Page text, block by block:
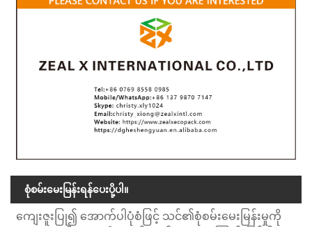
စုံစမ်းမေးမြန်းရန်ပေးပို့ပါ။
ကျေးဇူးပြု၍ အောက်ပါပုံစံဖြင့် သင်၏စုံစမ်းမေးမြန်းမှုကို